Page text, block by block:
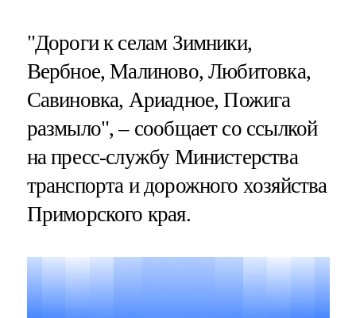
"Дороги к селам Зимники,
Вербное, Малиново, Любитовка,
Савиновка, Ариадное, Пожига
размыло", – сообщает со ссылкой
на пресс-службу Министерства
транспорта и дорожного хозяйства
Приморского края.